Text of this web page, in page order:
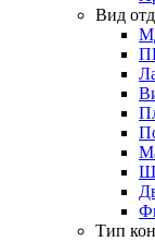
Вид
Тип